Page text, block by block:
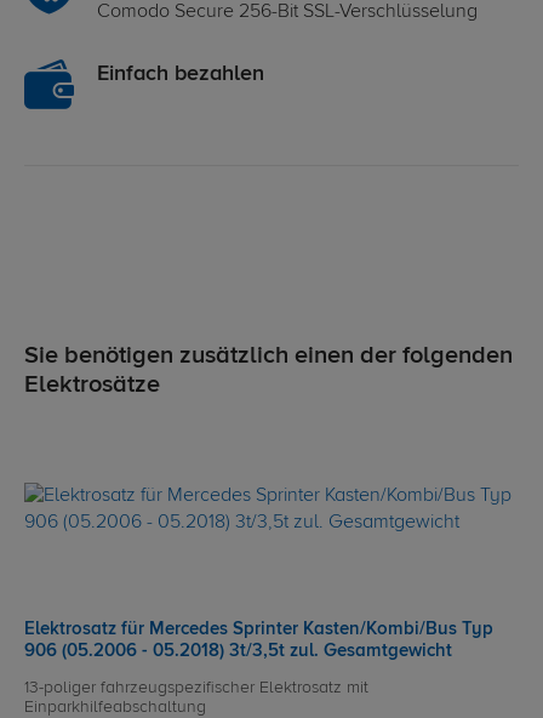
Comodo Secure 256-Bit SSL-Verschlüsselung
Einfach bezahlen
Sie benötigen zusätzlich einen der folgenden
Elektrosätze
Elektrosatz für Mercedes Sprinter Kasten/Kombi/Bus Typ
906 (05.2006 - 05.2018) 3t/3,5t zul. Gesamtgewicht
13-poliger fahrzeugspezifischer Elektrosatz mit
Einparkhilfeabschaltung